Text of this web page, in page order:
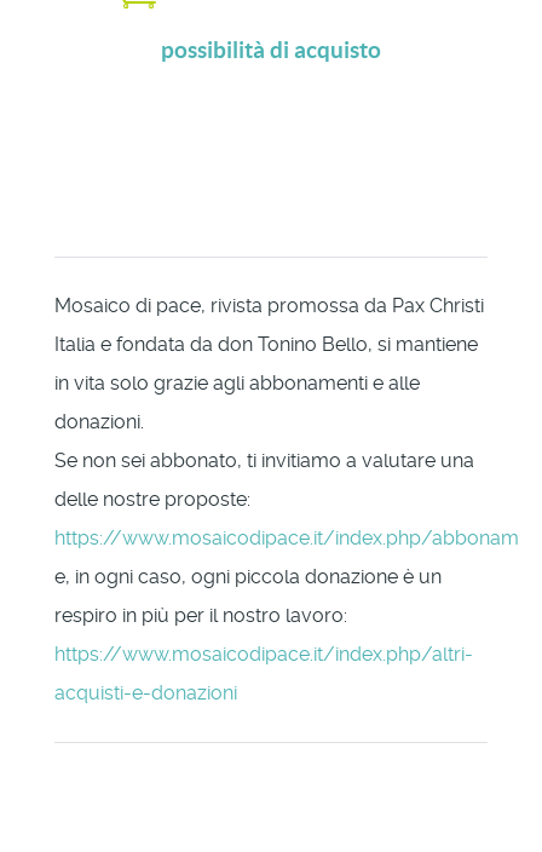
possibilità di acquisto
Mosaico di pace, rivista promossa da Pax Christi
Italia e fondata da don Tonino Bello, si mantiene
in vita solo grazie agli abbonamenti e alle
donazioni.
Se non sei abbonato, ti invitiamo a valutare una
delle nostre proposte:
https://www.mosaicodipace.it/index.php/
e, in ogni caso, ogni piccola donazione è un
respiro in più per il nostro lavoro:
https://www.mosaicodipace.it/index.php/altri-
acquisti-e-donazioni